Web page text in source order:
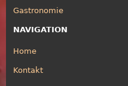
Gastronomie
NAVIGATION
Home
Kontakt